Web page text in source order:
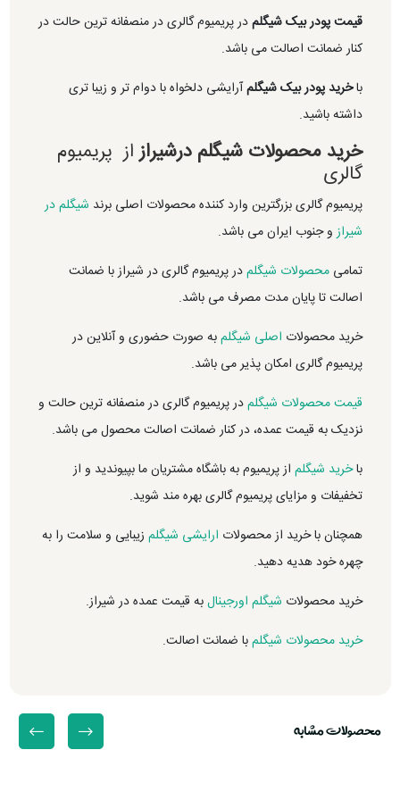
قیمت پودر بیک شیگلمدر پریمیوم گالری در منصفانه ترین حالت در
کنار ضمانت اصالت می باشد.
باخرید پودر بیک شیگلمآرایشی دلخواه با دوام تر و زیبا تری
داشته باشید.
خرید محصولات شیگلم درشیرازاز پریمیوم
گالری
پریمیوم گالری بزرگترین وارد کننده محصولات اصلی برند شیگلم در
شیرازو جنوب ایران می باشد.
تمامیمحصولات شیگلمدر پریمیوم گالری در شیراز با ضمانت
اصالت تا پایان مدت مصرف می باشد.
خرید محصولات اصلی شیگلمبه صورت حضوری و آنلاین در
پریمیوم گالری امکان پذیر می باشد.
قیمت محصولات شیگلمدر پریمیوم گالری در منصفانه ترین حالت و
نزدیک به قیمت عمده، در کنار ضمانت اصالت محصول می باشد.
باخرید شیگلم از پریمیوم به باشگاه مشتریان ما بپیوندید و از
تخفیفات و مزایای پریمیوم گالری بهره مند شوید.
همچنان با خرید از محصولات ارایشی شیگلم زیبایی و سلامت را به
چهره خود هدیه دهید.
خرید محصولات شیگلم اورجینالبه قیمت عمده در شیراز.
خرید محصولات شیگلمبا ضمانت اصالت.
محصولات مشابه